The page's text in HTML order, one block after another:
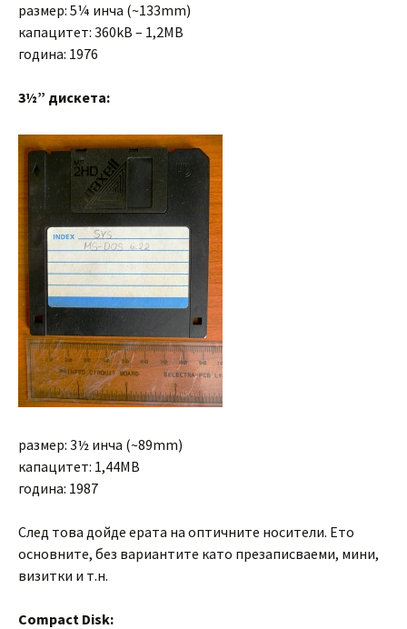
размер: 5¼ инча (~133mm)
капацитет: 360kB – 1,2MB
година: 1976
3½” дискета:
размер: 3½ инча (~89mm)
капацитет: 1,44MB
година: 1987
След това дойде ерата на оптичните носители. Ето
основните, без вариантите като презаписваеми, мини,
визитки и т.н.
Compact Disk: